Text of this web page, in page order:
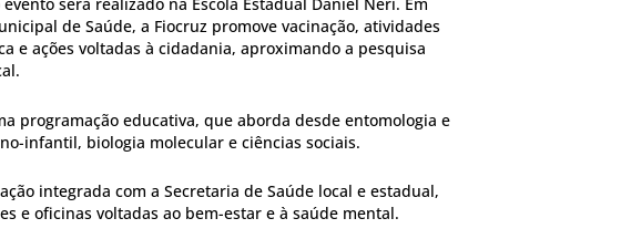
será realizado na Escola Estadual Daniel Neri. Em
de Saúde, a Fiocruz promove vacinação, atividades
e ações voltadas à cidadania, aproximando a pesquisa
programação educativa, que aborda desde entomologia e
infantil, biologia molecular e ciências sociais.
integrada com a Secretaria de Saúde local e estadual,
e oficinas voltadas ao bem-estar e à saúde mental.